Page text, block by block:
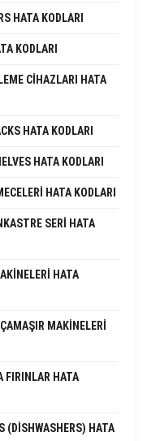
HATA KODLARI
KODLARI
CIHAZLARI HATA
HATA KODLARI
HATA KODLARI
HATA KODLARI
SERI HATA
HATA
MAKINELERI
FIRINLAR HATA
(DISHWASHERS) HATA